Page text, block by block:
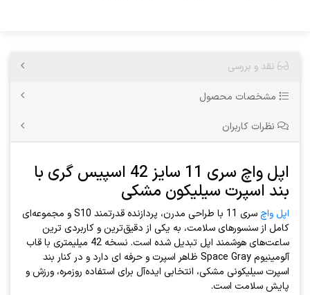
نقد و بررسی
مشخصات محصول
نظرات کاربران
اپل واچ سری 11 سایز 42 اسپیس گری با
بند اسپرت سیلیکون مشکی
اپل واچ
سری 11 با طراحی مدرن، پردازنده قدرتمند S10 و مجموعه‌ای
کامل از سنسورهای سلامت، به یکی از دقیق‌ترین و کاربردی ترین
ساعت‌های هوشمند اپل تبدیل شده است. نسخه 42 میلیمتری با قاب
آلومینیوم Space Gray ظاهر اسپرت و حرفه ای دارد و در کنار بند
اسپرت سیلیکونی مشکی، انتخابی ایده‌آل برای استفاده روزمره، ورزش و
پایش سلامت است.